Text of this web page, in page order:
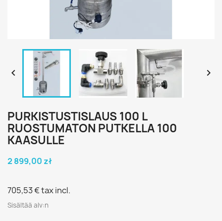
 
PURKISTUSTISLAUS 100 L
RUOSTUMATON PUTKELLA 100
KAASULLE
2 899,00 zł
705,53 €tax incl.
Sisältää alv:n